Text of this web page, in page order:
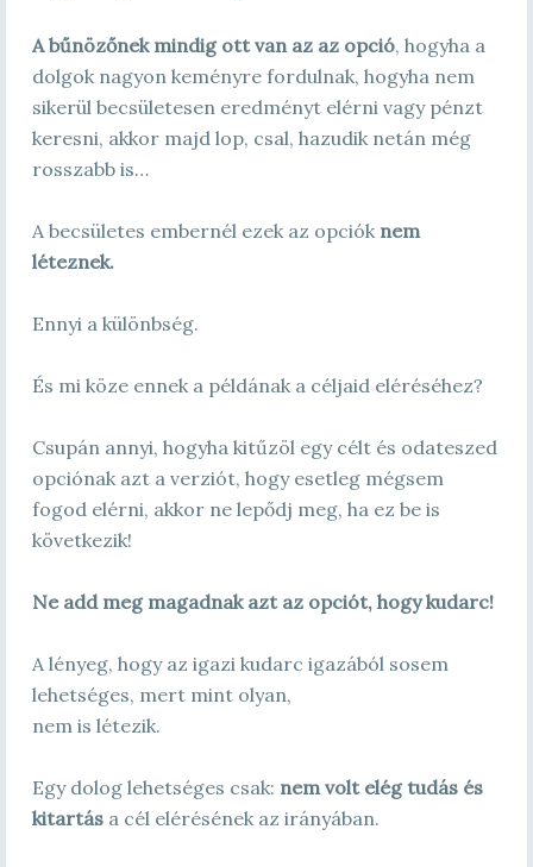
A bűnözőnek mindig ott van az az opció, hogyha a
dolgok nagyon keményre fordulnak, hogyha nem
sikerül becsületesen eredményt elérni vagy pénzt
keresni, akkor majd lop, csal, hazudik netán még
rosszabb is…
A becsületes embernél ezek az opciók nem
léteznek.
Ennyi a különbség.
És mi köze ennek a példának a céljaid eléréséhez?
Csupán annyi, hogyha kitűzöl egy célt és odateszed
opciónak azt a verziót, hogy esetleg mégsem
fogod elérni, akkor ne lepődj meg, ha ez be is
következik!
Ne add meg magadnak azt az opciót, hogy kudarc!
A lényeg, hogy az igazi kudarc igazából sosem
lehetséges, mert mint olyan,
nem is létezik.
Egy dolog lehetséges csak: nem volt elég tudás és
kitartása cél elérésének az irányában.